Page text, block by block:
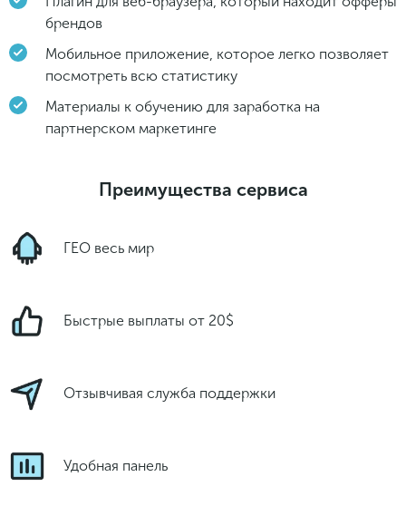
брендов
Мобильное приложение, которое легко позволяет
посмотреть всю статистику
Материалы к обучению для заработка на
партнерском маркетинге
Преимущества сервиса
ГЕО весь мир
Быстрые выплаты от 20$
Отзывчивая служба поддержки
Удобная панель